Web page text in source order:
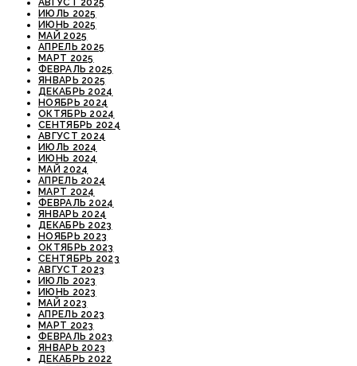
ИЮЛЬ 2025
ИЮНЬ 2025
МАЙ 2025
АПРЕЛЬ 2025
МАРТ 2025
ФЕВРАЛЬ 2025
ЯНВАРЬ 2025
ДЕКАБРЬ 2024
НОЯБРЬ 2024
ОКТЯБРЬ 2024
СЕНТЯБРЬ 2024
АВГУСТ 2024
ИЮЛЬ 2024
ИЮНЬ 2024
МАЙ 2024
АПРЕЛЬ 2024
МАРТ 2024
ФЕВРАЛЬ 2024
ЯНВАРЬ 2024
ДЕКАБРЬ 2023
НОЯБРЬ 2023
ОКТЯБРЬ 2023
СЕНТЯБРЬ 2023
АВГУСТ 2023
ИЮЛЬ 2023
ИЮНЬ 2023
МАЙ 2023
АПРЕЛЬ 2023
МАРТ 2023
ФЕВРАЛЬ 2023
ЯНВАРЬ 2023
ДЕКАБРЬ 2022